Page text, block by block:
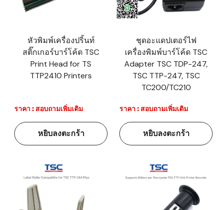
หัวพิมพ์เครื่องปริ้นท์
สติ๊กเกอร์บาร์โค้ด TSC
Print Head for TS
TTP2410 Printers
ราคา : สอบถามเพิ่มเติม
หยิบลงตะกร้า
ชุดอะแดปเตอร์ไฟ
เครื่องพิมพ์บาร์โค้ด TSC
Adapter TSC TDP-247,
TSC TTP-247, TSC
TC200/TC210
ราคา : สอบถามเพิ่มเติม
หยิบลงตะกร้า